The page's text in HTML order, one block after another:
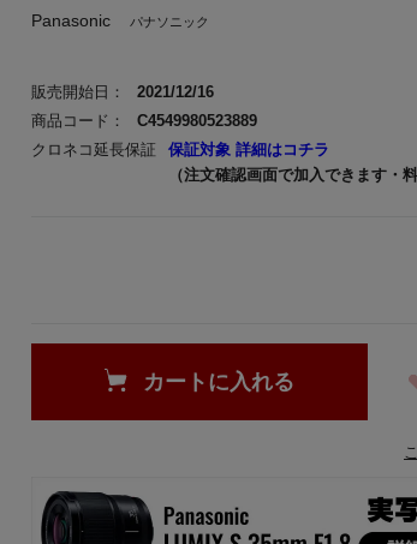
Panasonic パナソニック
商品コード： C4549980523889
販売開始日： 2021/12/16
カートに入れる
クロネコ延長保証
保証対象 詳細はコチラ
（注文確認画面で加入できます・